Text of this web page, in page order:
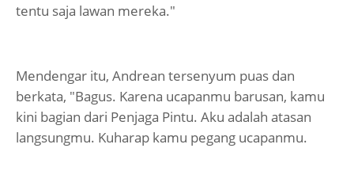
tentu saja lawan mereka."
Mendengar itu, Andrean tersenyum puas dan
berkata, "Bagus. Karena ucapanmu barusan, kamu
kini bagian dari Penjaga Pintu. Aku adalah atasan
langsungmu. Kuharap kamu pegang ucapanmu.